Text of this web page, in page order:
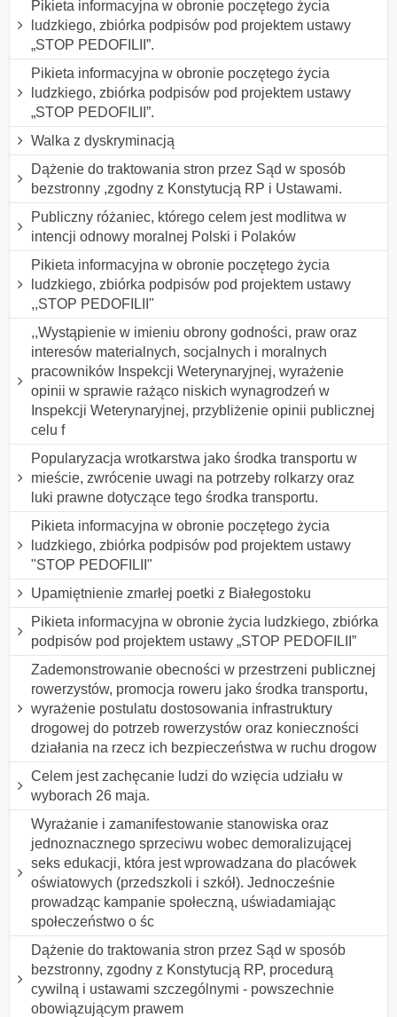
Pikieta informacyjna w obronie poczętego życia
ludzkiego, zbiórka podpisów pod projektem ustawy
„STOP PEDOFILII”.
Pikieta informacyjna w obronie poczętego życia
ludzkiego, zbiórka podpisów pod projektem ustawy
„STOP PEDOFILII”.
Walka z dyskryminacją
Dążenie do traktowania stron przez Sąd w sposób
bezstronny ,zgodny z Konstytucją RP i Ustawami.
Publiczny różaniec, którego celem jest modlitwa w
intencji odnowy moralnej Polski i Polaków
Pikieta informacyjna w obronie poczętego życia
ludzkiego, zbiórka podpisów pod projektem ustawy
,,STOP PEDOFILII"
,,Wystąpienie w imieniu obrony godności, praw oraz
interesów materialnych, socjalnych i moralnych
pracowników Inspekcji Weterynaryjnej, wyrażenie
opinii w sprawie rażąco niskich wynagrodzeń w
Inspekcji Weterynaryjnej, przybliżenie opinii publicznej
celu f
Popularyzacja wrotkarstwa jako środka transportu w
mieście, zwrócenie uwagi na potrzeby rolkarzy oraz
luki prawne dotyczące tego środka transportu.
Pikieta informacyjna w obronie poczętego życia
ludzkiego, zbiórka podpisów pod projektem ustawy
"STOP PEDOFILII"
Upamiętnienie zmarłej poetki z Białegostoku
Pikieta informacyjna w obronie życia ludzkiego, zbiórka
podpisów pod projektem ustawy „STOP PEDOFILII”
Zademonstrowanie obecności w przestrzeni publicznej
rowerzystów, promocja roweru jako środka transportu,
wyrażenie postulatu dostosowania infrastruktury
drogowej do potrzeb rowerzystów oraz konieczności
działania na rzecz ich bezpieczeństwa w ruchu drogow
Celem jest zachęcanie ludzi do wzięcia udziału w
wyborach 26 maja.
Wyrażanie i zamanifestowanie stanowiska oraz
jednoznacznego sprzeciwu wobec demoralizującej
seks edukacji, która jest wprowadzana do placówek
oświatowych (przedszkoli i szkół). Jednocześnie
prowadząc kampanie społeczną, uświadamiając
społeczeństwo o śc
Dążenie do traktowania stron przez Sąd w sposób
bezstronny, zgodny z Konstytucją RP, procedurą
cywilną i ustawami szczególnymi - powszechnie
obowiązującym prawem